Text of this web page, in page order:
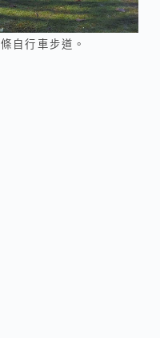
自行車步道。